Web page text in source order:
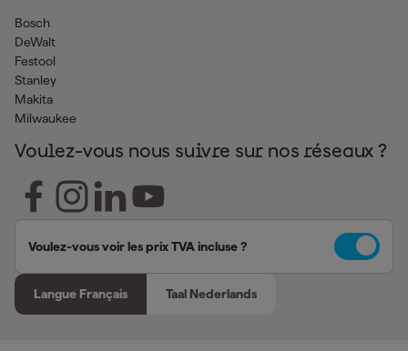
Bosch
DeWalt
Festool
Stanley
Makita
Milwaukee
Voulez-vous nous suivre sur nos réseaux ?
Voulez-vous voir les prix TVA incluse ?
Langue Français Taal Nederlands